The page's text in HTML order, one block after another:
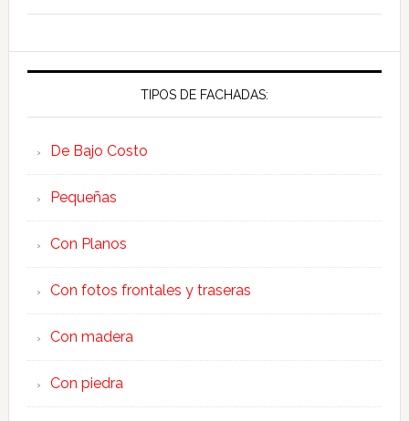
TIPOS DE FACHADAS:
De Bajo Costo
Pequeñas
Con Planos
Con fotos frontales y traseras
Con madera
Con piedra